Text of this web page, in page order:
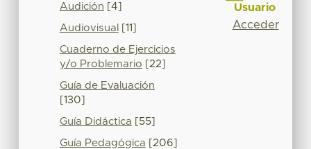
Audición [4]
Audiovisual [11]
Cuaderno de Ejercicios
y/o Problemario [22]
Guía de Evaluación
[130]
Guía Didáctica [55]
Guía Pedagógica [206]
Usuario
Acceder